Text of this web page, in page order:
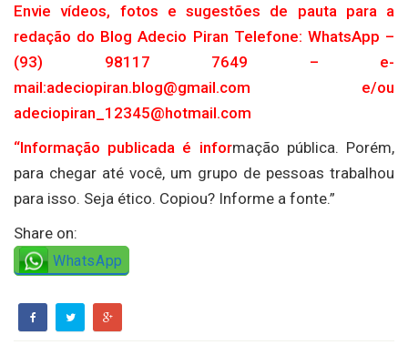
Envie vídeos, fotos e sugestões de pauta para a
redação do Blog Adecio Piran Telefone: WhatsApp –
(93) 98117 7649 – e-
mail:adeciopiran.blog@gmail.com e/ou
adeciopiran_12345@hotmail.com
“Informação publicada é informação pública. Porém,
para chegar até você, um grupo de pessoas trabalhou
para isso. Seja ético. Copiou? Informe a fonte.”
Share on:
WhatsApp